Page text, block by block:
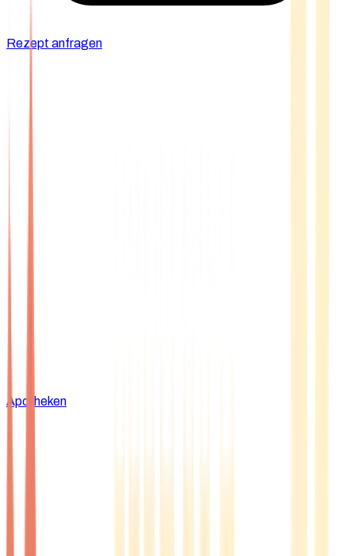
Rezept anfragen
Apotheken